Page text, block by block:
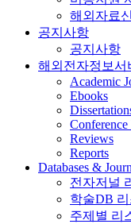
해외자료
공지사항
공지사항
해외전자정보서
Academic
Ebooks
Reviews
Reports
Databases &
전자저널
학술DB 리
주제별 리